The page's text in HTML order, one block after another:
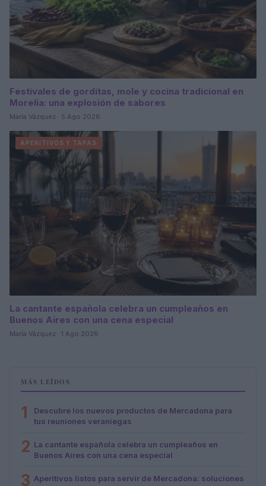
Festivales de gorditas, mole y cocina tradicional en
Morelia: una explosión de sabores
María Vázquez · 5 Ago 2026
APERITIVOS Y TAPAS
La cantante española celebra un cumpleaños en
Buenos Aires con una cena especial
María Vázquez · 1 Ago 2026
MÁS LEÍDOS
1
Descubre los nuevos productos de Mercadona para
tus reuniones veraniegas
2 La cantante española celebra un cumpleaños en
Buenos Aires con una cena especial
3 Aperitivos listos para servir de Mercadona: soluciones